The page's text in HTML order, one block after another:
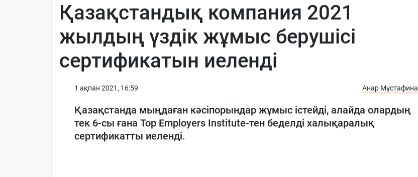
Қазақстандық компания 2021
жылдың үздік жұмыс берушісі
сертификатын иеленді
1 ақпан 2021, 16:59 Анар Мұстафина
Қазақстанда мыңдаған кәсіпорындар жұмыс істейді, алайда олардың
тек 6-сығана Top Employers Institute-тен беделді халықаралық
сертификатты иеленді.